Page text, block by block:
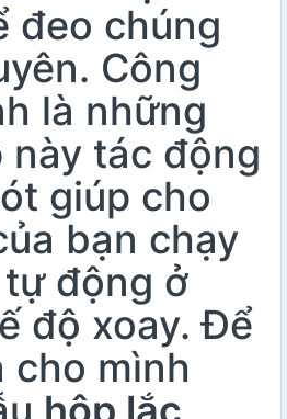
đeo chúng
Công
là những
này tác động
giúp cho
bạn chạy
động ở
độ xoay. Để
cho mình